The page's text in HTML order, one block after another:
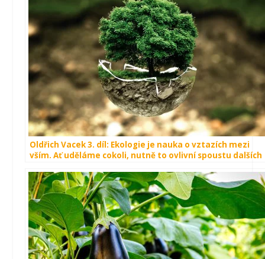
Oldřich Vacek 3. díl: Ekologie je nauka o vztazích mezi
vším. Ať uděláme cokoli, nutně to ovlivní spoustu dalších